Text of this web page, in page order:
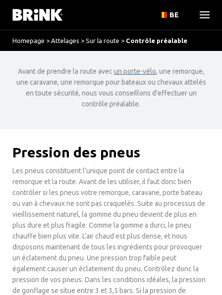
BE
Homepage > Attelages > Sur la route > Contrôle préalable
Avant de prendre la route avec un porte-vélo, une remorque,
une caravane, une remorque pour bateaux ou chevaux attelés
en toute sécurité, nous vous conseillons d’effectuer un
contrôle préalable.
Pression des pneus
Les pneus constituent l’unique point de contact entre la
remorque et la route. Avant de les utiliser, il faut donc bien
contrôler si les pneus votre remorque, caravane, porte bateau
ou van à chevaux ne sont pas craquelés. Suite au processus de
vieillissement naturel, la gomme du pneu devient de plus en
plus dure et plus fragile. Comme la gomme a durci, le pneu
chauffe bien plus vite. L’air chaud est plus dense, et nous
disposons maintenant de tous les ingrédients pour provoquer
un éclatement du pneu. Une pression trop faible peut
également causer un éclatement du pneu. Contrôlez donc la
pression de vos pneus. Dans les conditions idéales, la pression
de gonflage se situe entre 3 et 3,5 bars. Si la pression de